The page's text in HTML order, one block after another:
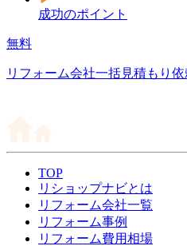
成功のポイント
無料
リフォーム会社一括見積もり依
TOP
リショップナビとは
リフォーム会社一覧
リフォーム事例
リフォーム費用相場